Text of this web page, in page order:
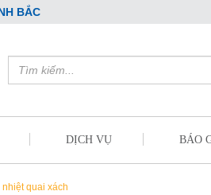
BẮC
DỊCH VỤ BÁO
quai xách